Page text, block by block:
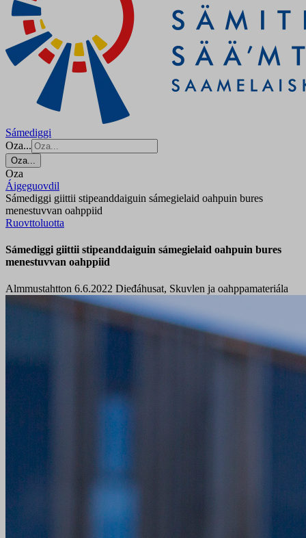
Sámediggi
Oza...
Oza...
Oza
Áigeguovdil
Sámediggi giittii stipeanddaiguin sámegielaid oahpuin bures
menestuvvan oahppiid
Ruovttoluotta
Sámediggi giittii stipeanddaiguin sámegielaid oahpuin bures
menestuvvan oahppiid
Almmustahtton 6.6.2022 Dieđáhusat, Skuvlen ja oahppamateriála